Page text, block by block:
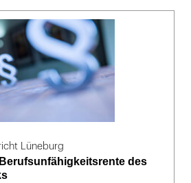
Lüneburg
des